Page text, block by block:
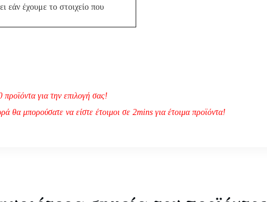
εάν έχουμε το στοιχείο που
για την επιλογή σας!
θα μπορούσατε να είστε έτοιμοι σε 2mins για έτοιμα προϊόντα!